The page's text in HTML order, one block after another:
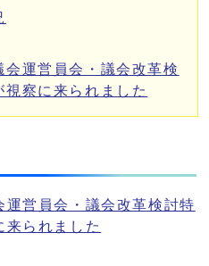
運営員会・議会改革検
察に来られました
営員会・議会改革検討特
来られました